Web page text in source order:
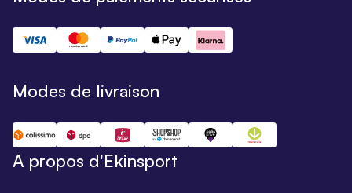
Modes de livraison
A propos d'Ekinsport